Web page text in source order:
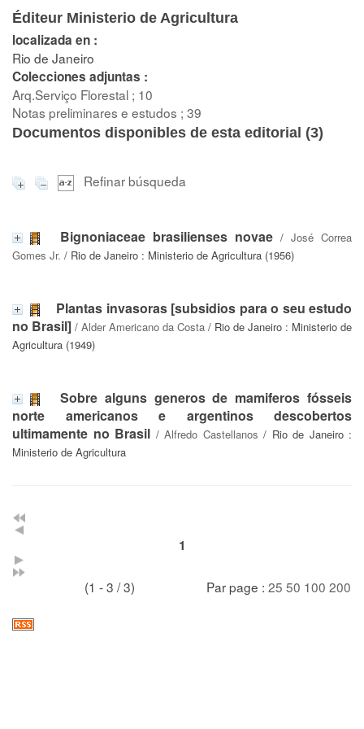
Éditeur Ministerio de Agricultura
localizada en :
Rio de Janeiro
Colecciones adjuntas :
Arq.Serviço Florestal ; 10
Notas preliminares e estudos ; 39
Documentos disponibles de esta editorial (3)
Refinar búsqueda
Bignoniaceae brasilienses novae / José Correa
Gomes Jr. / Rio de Janeiro : Ministerio de Agricultura (1956)
Plantas invasoras [subsidios para o seu estudo
no Brasil] / Alder Americano da Costa / Rio de Janeiro : Ministerio de
Agricultura (1949)
Sobre alguns generos de mamiferos fósseis
norte americanos e argentinos descobertos
ultimamente no Brasil / Alfredo Castellanos / Rio de Janeiro :
Ministerio de Agricultura
1
(1 - 3 / 3) Par page : 25 50 100 200